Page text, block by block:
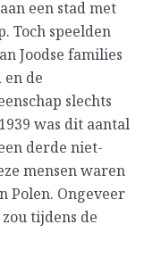
een stad met
Toch speelden
Joodse families
de
slechts
was dit aantal
derde niet-
mensen waren
Polen. Ongeveer
tijdens de